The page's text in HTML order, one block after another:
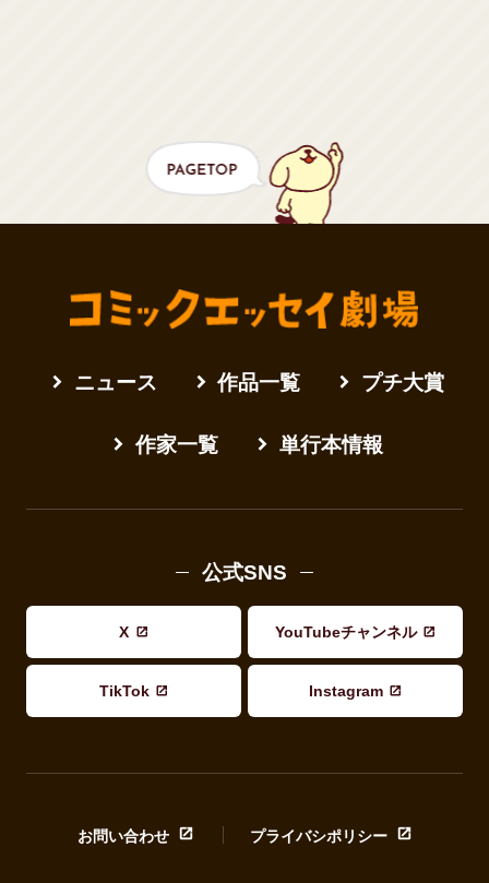
ニュース 作品一覧 プチ大賞
作家一覧 単行本情報
公式SNS
X YouTubeチャンネル
TikTok Instagram
お問い合わせ プライバシポリシー